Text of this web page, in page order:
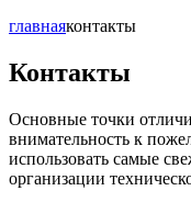
главнаяконтакты
Контакты
Основные точки
внимательность к
использовать самые
организации